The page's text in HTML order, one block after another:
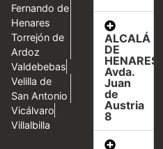
Fernando de
Henares
Torrejón de
Ardoz
Valdebebas
Velilla de
San Antonio
Vicálvaro
Villalbilla
ALCALÁ
DE
HENARES,
Avda.
Juan
de
Austria
8